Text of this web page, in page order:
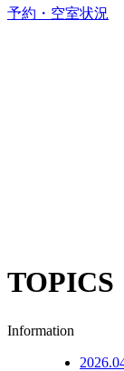
予約・空室状況
TOPICS
Information